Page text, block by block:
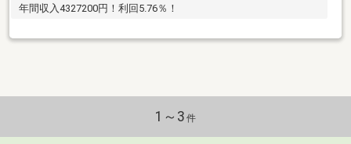
年間収入4327200円！利回5.76％！
1～3 件